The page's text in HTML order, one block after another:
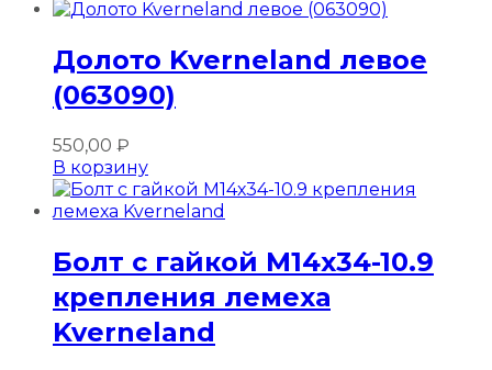
Долото Kverneland левое
(063090)
550,00 ₽
В корзину
Болт с гайкой М14х34-10.9
крепления лемеха
Kverneland